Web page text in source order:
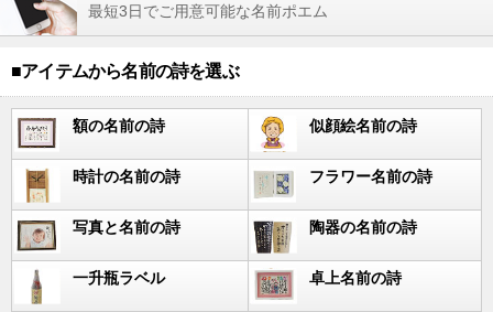
最短3日でご用意可能な名前ポエム
■アイテムから名前の詩を選ぶ
額の名前の詩 似顔絵名前の詩
時計の名前の詩 フラワー名前の詩
写真と名前の詩 陶器の名前の詩
一升瓶ラベル 卓上名前の詩